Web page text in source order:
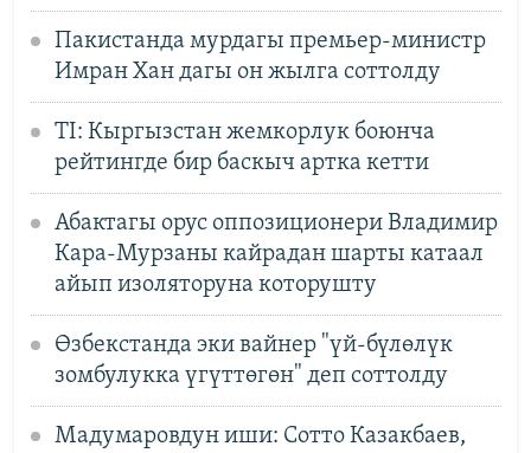
Пакистанда мурдагы премьер-министр
Имран Хан дагы он жылга соттолду
TI: Кыргызстан жемкорлук боюнча
рейтингде бир баскыч артка кетти
Абактагы орус оппозиционери Владимир
Кара-Мурзаны кайрадан шарты катаал
айып изоляторуна которушту
Өзбекстанда эки вайнер "үй-бүлөлүк
зомбулукка үгүттөгөн" деп соттолду
Мадумаровдун иши: Сотто Казакбаев,